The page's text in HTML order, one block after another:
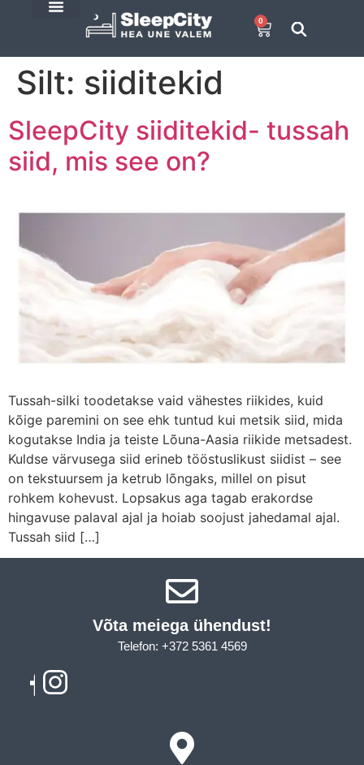
0
Silt: siiditekid
SleepCity siiditekid- tussah
siid, mis see on?
Tussah-silki toodetakse vaid vähestes riikides, kuid
kõige paremini on see ehk tuntud kui metsik siid, mida
kogutakse India ja teiste Lõuna-Aasia riikide metsadest.
Kuldse värvusega siid erineb tööstuslikust siidist – see
on tekstuursem ja ketrub lõngaks, millel on pisut
rohkem kohevust. Lopsakus aga tagab erakordse
hingavuse palaval ajal ja hoiab soojust jahedamal ajal.
Tussah siid […]
Võta meiega ühendust!​
Telefon: +372 5361 4569